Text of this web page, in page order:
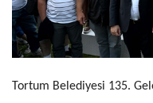
Tortum Belediyesi 135.